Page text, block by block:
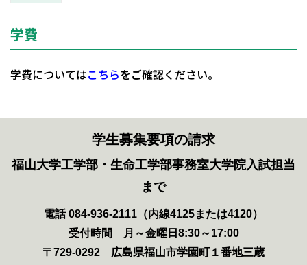
学費
学費についてはこちらをご確認ください。
学生募集要項の請求
福山大学工学部・生命工学部事務室大学院入試担当
まで
電話 084-936-2111（内線4125または4120）
受付時間 月～金曜日8:30～17:00
〒729-0292 広島県福山市学園町１番地三蔵